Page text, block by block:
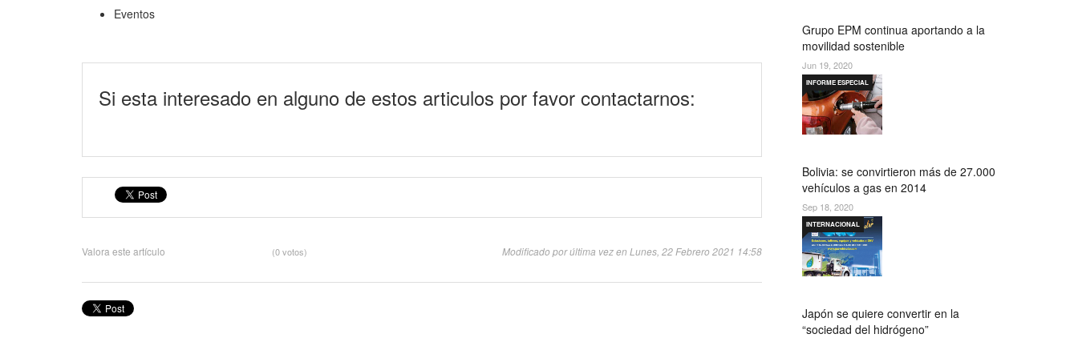
Eventos
Si esta interesado en alguno de estos articulos por favor contactarnos:
Valora este artículo (0 votos) Modificado por última vez en Lunes, 22 Febrero 2021 14:58
Grupo EPM continua aportando a la
movilidad sostenible
Jun 19, 2020
Bolivia: se convirtieron más de 27.000
vehículos a gas en 2014
INFORME ESPECIAL
Sep 18, 2020
Japón se quiere convertir en la
“sociedad del hidrógeno”
INTERNACIONAL